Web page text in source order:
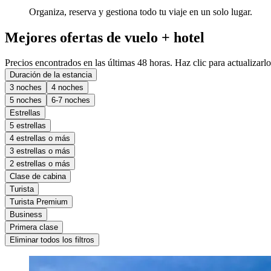
Organiza, reserva y gestiona todo tu viaje en un solo lugar.
Mejores ofertas de vuelo + hotel
Precios encontrados en las últimas 48 horas. Haz clic para
Duración de la estancia
3 noches
4 noches
5 noches
6-7 noches
Estrellas
5 estrellas
4 estrellas o más
3 estrellas o más
2 estrellas o más
Clase de cabina
Turista
Turista Premium
Business
Primera clase
Eliminar todos los filtros